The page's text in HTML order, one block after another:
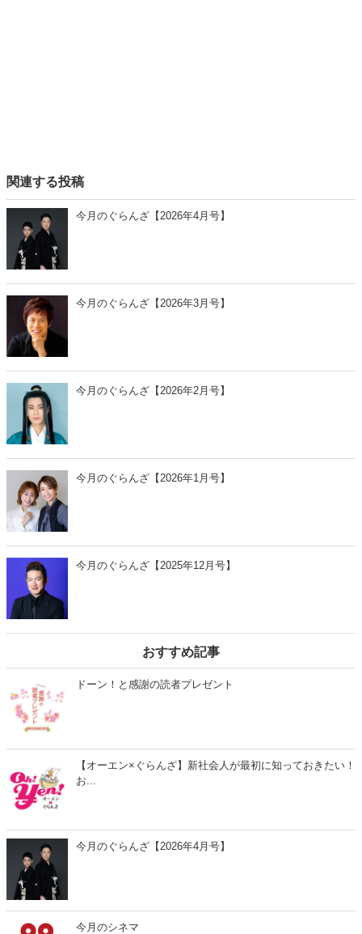
関連する投稿
今月のぐらんざ【2026年4月号】
今月のぐらんざ【2026年3月号】
今月のぐらんざ【2026年2月号】
今月のぐらんざ【2026年1月号】
今月のぐらんざ【2025年12月号】
おすすめ記事
ドーン！と感謝の読者プレゼント
【オーエン×ぐらんざ】新社会人が最初に知っておきたい！
お...
今月のぐらんざ【2026年4月号】
今月のシネマ